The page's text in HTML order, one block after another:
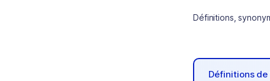
Définitions,
Définitions de